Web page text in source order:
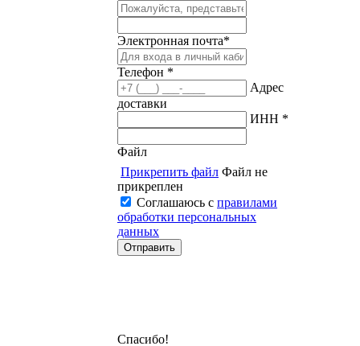
Электронная почта*
Телефон *
Адрес
доставки
ИНН *
Файл
Прикрепить файл Файл не
прикреплен
Соглашаюсь с правилами
обработки персональных
данных
Спасибо!